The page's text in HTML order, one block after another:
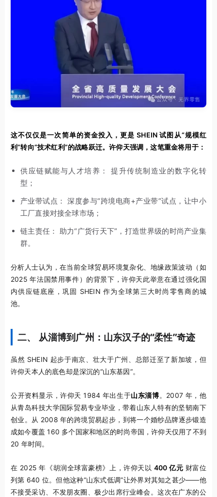
这不仅仅是一次简单的资金投入，更是 SHEIN 试图从“规模红
利”转向“技术红利”的战略跃迁。许仰天强调，这笔重金将用于：
供应链赋能与人才培养： 提升传统制造业的数字化转
型；
产业带试点： 深度参与“跨境电商+产业带”试点，让中小
工厂直接对接全球市场；
链主责任： 助力“广货行天下”，打造世界级的时尚产业集
群。
分析人士认为，在当前全球贸易环境复杂化、地缘政策波动（如
2025 年法国禁用事件）的背景下，许仰天此举意在通过强化国
内供应链底座，巩固 SHEIN 作为全球第三大时尚零售商的城
池。
二、 从淄博到广州：山东汉子的“柔性”奇迹
虽然 SHEIN 起步于南京、壮大于广州、总部迁至了新加坡，但
许仰天本人的底色却是深沉的“山东基因”。
公开资料显示，许仰天 1984 年出生于山东淄博。2007 年，他
从青岛科技大学国际贸易专业毕业，带着山东人特有的坚韧南下
创业。从 2008 年的跨境贸易起步，到将一个婚纱品牌逐步锻造
成如今覆盖 160 多个国家和地区的时尚帝国，许仰天仅用了不到
20 年时间。
在 2025 年《胡润全球富豪榜》上，许仰天以 400 亿元 财富位
列第 640 位。但他这种“山东式低调”让外界对其知之甚少——他
不接受采访、不发朋友圈、极少出席行业峰会。这次在广东的公